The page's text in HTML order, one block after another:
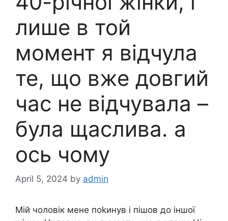
лише в той
момент я відчула
те, що вже довгий
час не відчувала –
була щаслива. а
ось чому
April 5, 2024 by admin
Мій чоловік мене поkинув і пішов до іншої